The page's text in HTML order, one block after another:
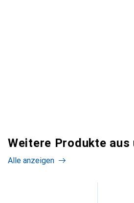
Alle anzeigen